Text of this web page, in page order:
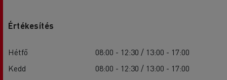
Értékesítés
Hétfő
08:00 - 12:30 / 13:00 - 17:00
Kedd
08:00 - 12:30 / 13:00 - 17:00